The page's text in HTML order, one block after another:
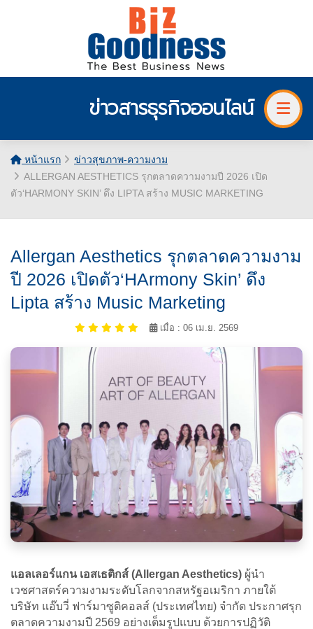
ข่าวสารธุรกิจออนไลน์
หน้าแรก
ข่าวสุขภาพ-ความงาม
ALLERGAN AESTHETICS รุกตลาดความงามปี 2026 เปิด
ตัว‘HARMONY SKIN’ ดึง LIPTA สร้าง MUSIC MARKETING
Allergan Aesthetics รุกตลาดความงาม
ปี 2026 เปิดตัว‘HArmony Skin’ ดึง
Lipta สร้าง Music Marketing
เมื่อ : 06 เม.ย. 2569
แอลเลอร์แกน เอสเธติกส์ (Allergan Aesthetics) ผู้นำ
เวชศาสตร์ความงามระดับโลกจากสหรัฐอเมริกา ภายใต้
บริษัท แอ๊บวี่ ฟาร์มาซูติคอลส์ (ประเทศไทย) จำกัด ประกาศรุก
ตลาดความงามปี 2569 อย่างเต็มรูปแบบ ด้วยการปฏิวัติ